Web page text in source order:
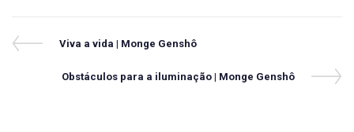
Navegação
Previous
Viva a vida | Monge Genshô
Next
Obstáculos para a iluminação | Monge Genshô